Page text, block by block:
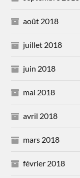
août 2018
juillet 2018
juin 2018
mai 2018
avril 2018
mars 2018
février 2018